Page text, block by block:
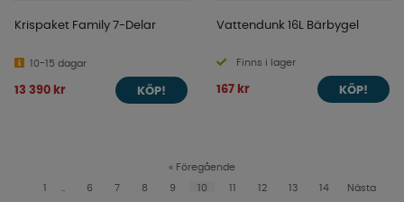
Krispaket Family 7-Delar
10-15 dagar
13 390 kr KÖP!
Vattendunk 16L Bärbygel
Finns i lager
167 kr KÖP!
« Föregående
1 6 7 8 9 10 11 12 13 14 Nästa